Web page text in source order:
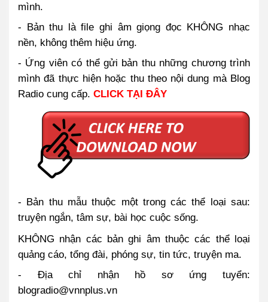
mình.
- Bản thu là file ghi âm giọng đọc KHÔNG nhạc
nền, không thêm hiệu ứng.
- Ứng viên có thể gửi bản thu những chương trình
mình đã thực hiện hoặc thu theo nội dung mà Blog
Radio cung cấp. CLICK TẠI ĐÂY
- Bản thu mẫu thuộc một trong các thể loại sau:
truyện ngắn, tâm sự, bài học cuộc sống.
KHÔNG nhận các bản ghi âm thuộc các thể loại
quảng cáo, tổng đài, phóng sự, tin tức, truyện ma.
- Địa chỉ nhận hồ sơ ứng tuyển:
blogradio@vnnplus.vn